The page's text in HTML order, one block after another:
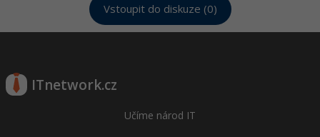
Vstoupit do diskuze (0)
ITnetwork.cz
Učíme národ IT